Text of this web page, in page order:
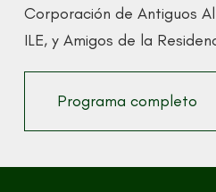
Corporación de Antiguos
ILE, y Amigos de la
Programa completo